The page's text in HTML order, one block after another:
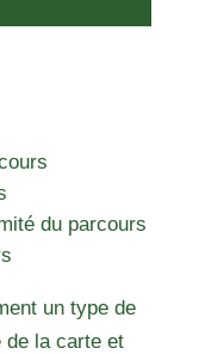
du parcours
un type de
de la carte et